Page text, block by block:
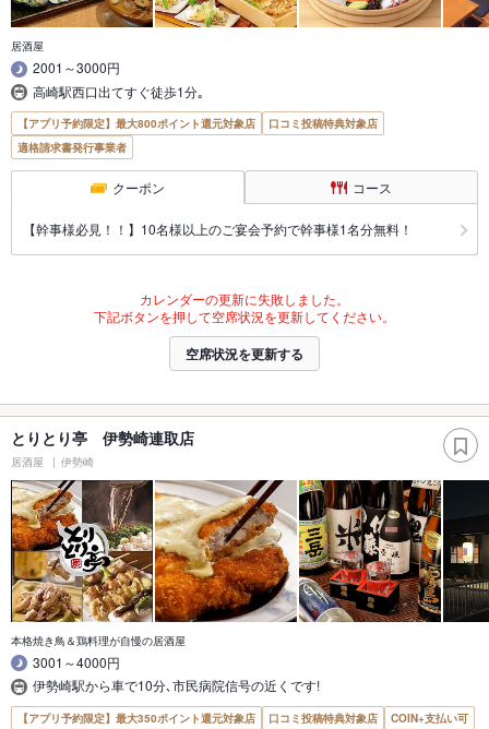
居酒屋
2001～3000円
高崎駅西口出てすぐ徒歩1分｡
【アプリ予約限定】最大800ポイント還元対象店
口コミ投稿特典対象店
適格請求書発行事業者
クーポン コース
【幹事様必見！！】10名様以上のご宴会予約で幹事様1名分無料！
カレンダーの更新に失敗しました。
下記ボタンを押して空席状況を更新してください。
空席状況を更新する
とりとり亭 伊勢崎連取店
居酒屋 伊勢崎
本格焼き鳥＆鶏料理が自慢の居酒屋
3001～4000円
伊勢崎駅から車で10分､市民病院信号の近くです!
【アプリ予約限定】最大350ポイント還元対象店 口コミ投稿特典対象店
COIN+支払い可